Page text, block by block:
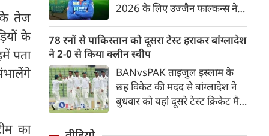
के तेज
के
पता
का
2026 के लिए उज्जैन फाल्कन्स ने
जिसमें युवा ऑलराउंडर माधव तिवारी
सबसे बड़े आकर्षण के रूप में
उभरकर सामने आए हैं। इंडियन
प्रीमियर लीग में दिल्ली कैपिटल्स का
हिस्सा रहे माधव तिवारी इस समय
मध्य प्रदेश के सबसे चर्चित युवा
78 रनों से पाकिस्तान को दूसरा टेस्ट हराकर बांग्लादेश
ने 2-0 से किया क्लीन स्वीप
BANvsPAK ताइजुल इस्लाम के
छह विकेट की मदद से बांग्लादेश ने
बुधवार को यहां दूसरे टेस्ट क्रिकेट मैच